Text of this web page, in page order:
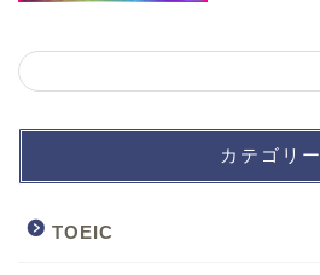
カテゴリー
TOEIC